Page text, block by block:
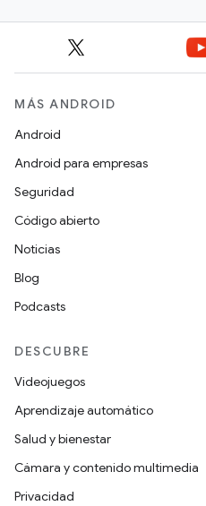
MÁS ANDROID
Android
Android para empresas
Seguridad
Código abierto
Noticias
Blog
Podcasts
DESCUBRE
Videojuegos
Aprendizaje automático
Salud y bienestar
Cámara y contenido multimedia
Privacidad